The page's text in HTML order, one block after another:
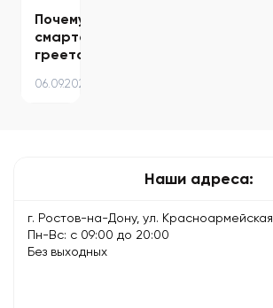
Почему
смартфон
греется
что
06.09.2025
Наши адреса:
г. Ростов-на-Дону, ул. Красноармейская
Пн-Вс: с 09:00 до 20:00
Без выходных